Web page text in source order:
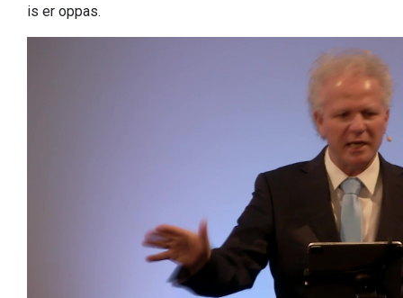
is er oppas.